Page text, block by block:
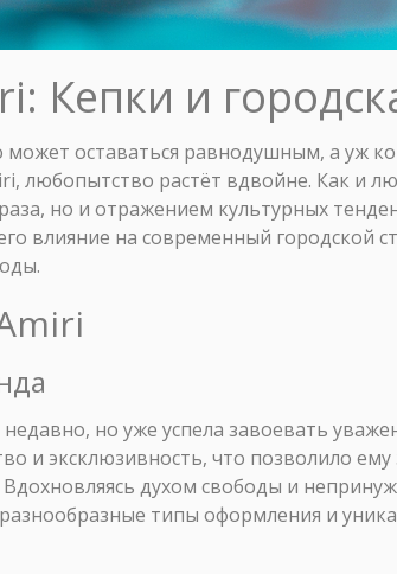
Кепки и
оставаться равнодушным, а уж
любопытство растёт вдвойне. Как и
но и отражением культурных
влияние на современный городской
но уже успела завоевать
и эксклюзивность, что позволило
духом свободы и
типы оформления и